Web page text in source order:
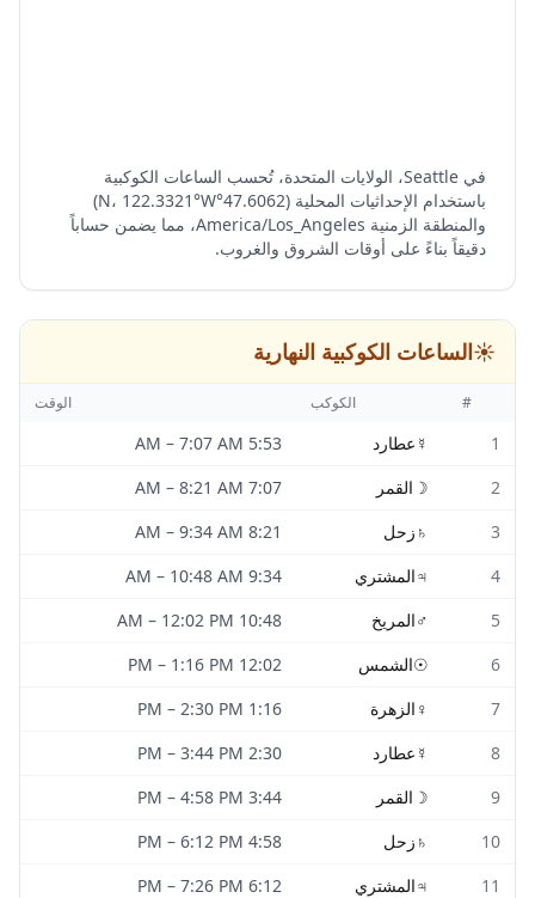
في Seattle، الولايات المتحدة، تُحسب الساعات الكوكبية
باستخدام الإحداثيات المحلية (47.6062°N، 122.3321°W)
والمنطقة الزمنية America/Los_Angeles، مما يضمن حساباً
دقيقاً بناءً على أوقات الشروق والغروب.
☀️الساعات الكوكبية النهارية
# الكوكب الوقت
1
☿ عطارد 5:53 AM
– 7:07 AM
2
☽ القمر 7:07 AM
– 8:21 AM
3
♄ زحل 8:21 AM
– 9:34 AM
4
♃المشتري 9:34 AM
– 10:48 AM
5
♂المريخ 10:48 AM
– 12:02 PM
6
☉الشمس 12:02 PM
– 1:16 PM
7
♀ الزهرة 1:16 PM
– 2:30 PM
8
☿ عطارد 2:30 PM
– 3:44 PM
9
☽ القمر 3:44 PM
– 4:58 PM
10
♄ زحل 4:58 PM
– 6:12 PM
11
♃المشتري 6:12 PM
– 7:26 PM